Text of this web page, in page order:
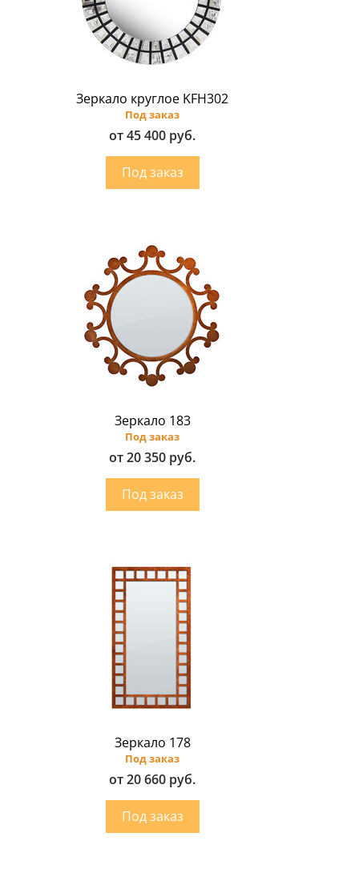
Зеркало круглое KFH302
Под заказ
от 45 400 руб.
Зеркало 183
Под заказ
от 20 350 руб.
Зеркало 178
Под заказ
от 20 660 руб.